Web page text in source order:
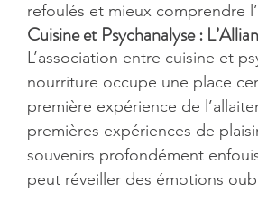
refoulés et mieux comprendre
Cuisine et Psychanalyse :
L’association entre cuisine et
nourriture occupe une place
première expérience de
premières expériences de
souvenirs profondément
peut réveiller des émotions